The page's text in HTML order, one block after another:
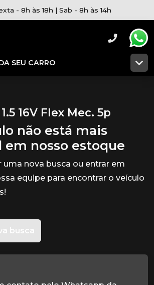
- 8h às 18h | Sab - 8h às 14h
SEU CARRO
16V Flex Mec. 5p
não está mais
em nosso estoque
uma nova busca ou entrar em
equipe para encontrar o veículo
busca